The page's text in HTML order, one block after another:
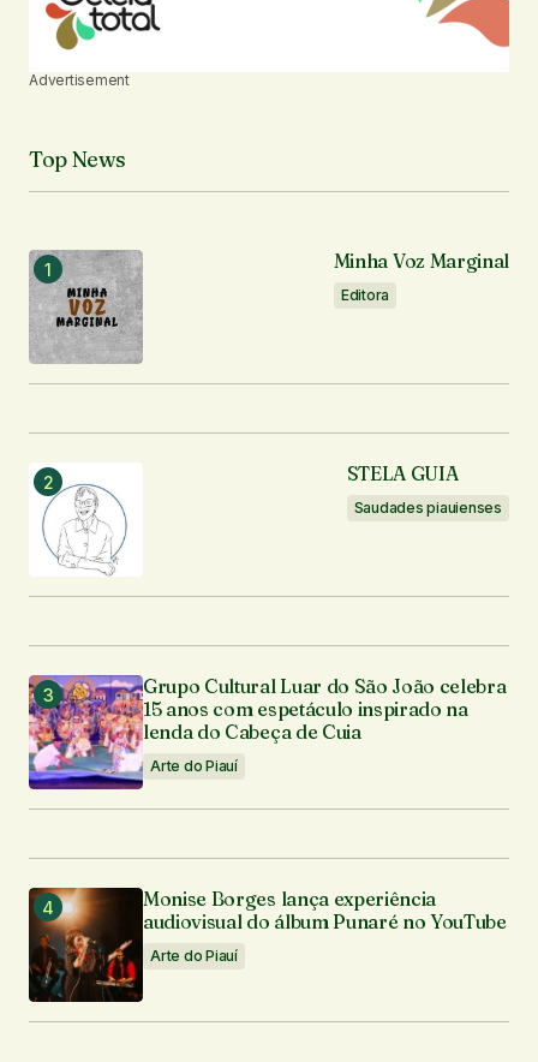
Advertisement
Top News
Minha Voz Marginal
Editora
STELA GUIA
Saudades piauienses
Grupo Cultural Luar do São João celebra
15 anos com espetáculo inspirado na
lenda do Cabeça de Cuia
Arte do Piauí
Monise Borges lança experiência
audiovisual do álbum Punaré no YouTube
Arte do Piauí